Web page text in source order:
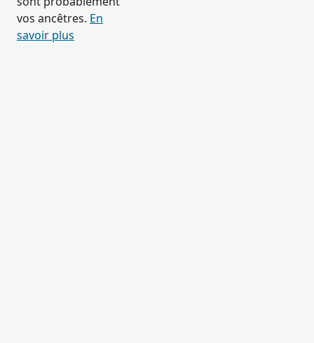
vos ancêtres. En
savoir plus